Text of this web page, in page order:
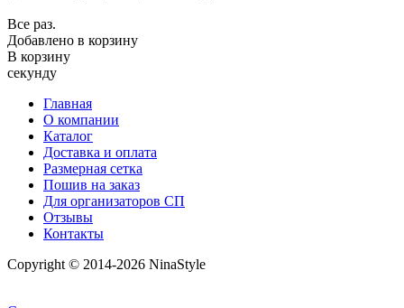
Все раз.
Добавлено в корзину
В корзину
секунду
Главная
О компании
Каталог
Доставка и оплата
Размерная сетка
Пошив на заказ
Для организаторов СП
Отзывы
Контакты
Copyright © 2014-2026 NinaStyle